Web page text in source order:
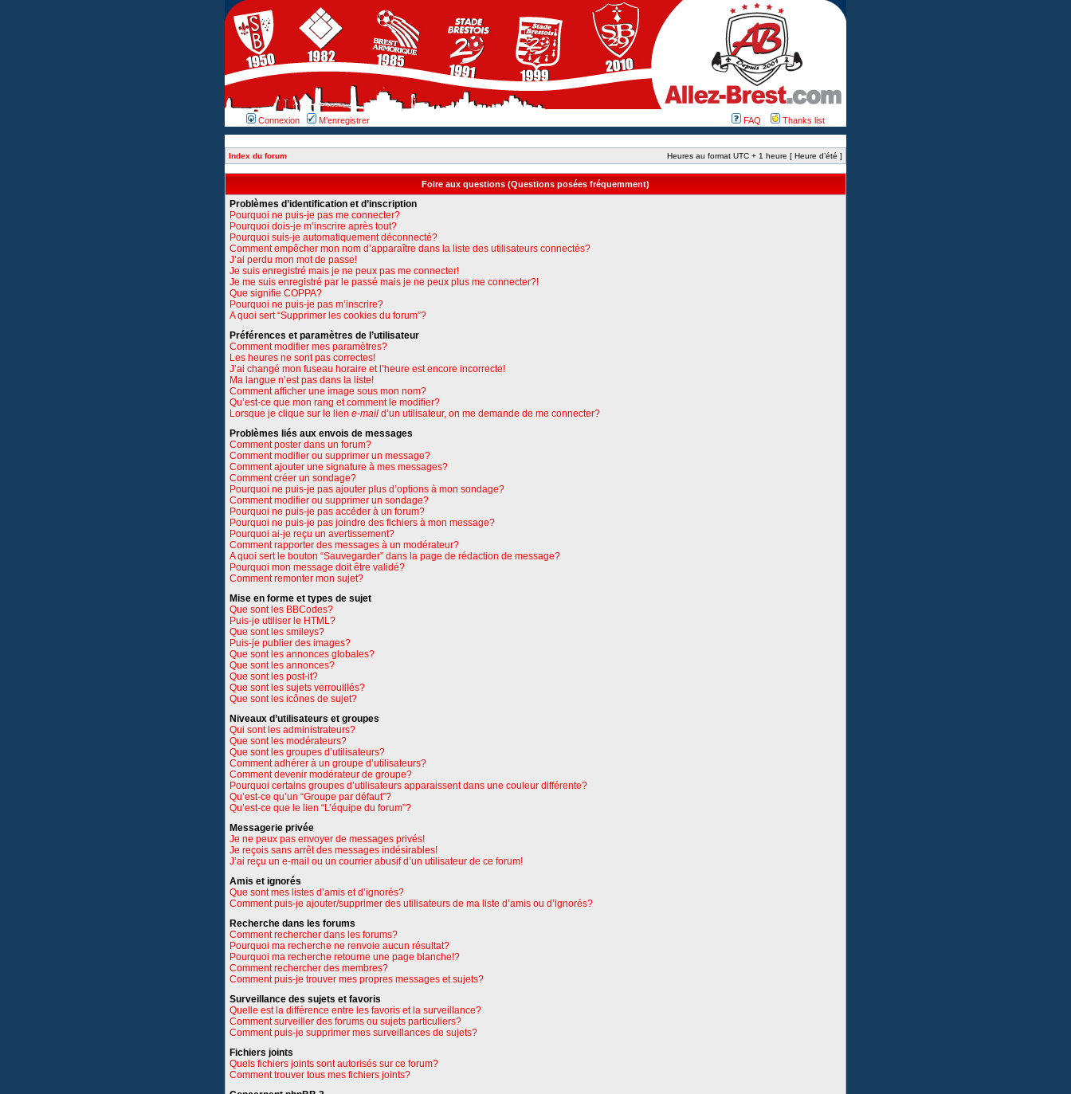
Connexion M’enregistrer FAQ Thanks list
Index du forum Heures au format UTC + 1 heure [ Heure d’été ]
Foire aux questions (Questions posées fréquemment)
Problèmes d’identification et d’inscription
Pourquoi ne puis-je pas me connecter?
Pourquoi dois-je m’inscrire après tout?
Pourquoi suis-je automatiquement déconnecté?
Comment empêcher mon nom d’apparaître dans la liste des utilisateurs connectés?
J’ai perdu mon mot de passe!
Je suis enregistré mais je ne peux pas me connecter!
Je me suis enregistré par le passé mais je ne peux plus me connecter?!
Que signifie COPPA?
Pourquoi ne puis-je pas m’inscrire?
A quoi sert “Supprimer les cookies du forum”?
Préférences et paramètres de l’utilisateur
Comment modifier mes paramètres?
Les heures ne sont pas correctes!
J’ai changé mon fuseau horaire et l’heure est encore incorrecte!
Ma langue n’est pas dans la liste!
Comment afficher une image sous mon nom?
Qu’est-ce que mon rang et comment le modifier?
Lorsque je clique sur le lien e-mail d’un utilisateur, on me demande de me connecter?
Problèmes liés aux envois de messages
Comment poster dans un forum?
Comment modifier ou supprimer un message?
Comment ajouter une signature à mes messages?
Comment créer un sondage?
Pourquoi ne puis-je pas ajouter plus d’options à mon sondage?
Comment modifier ou supprimer un sondage?
Pourquoi ne puis-je pas accéder à un forum?
Pourquoi ne puis-je pas joindre des fichiers à mon message?
Pourquoi ai-je reçu un avertissement?
Comment rapporter des messages à un modérateur?
A quoi sert le bouton “Sauvegarder” dans la page de rédaction de message?
Pourquoi mon message doit être validé?
Comment remonter mon sujet?
Mise en forme et types de sujet
Que sont les BBCodes?
Puis-je utiliser le HTML?
Que sont les smileys?
Puis-je publier des images?
Que sont les annonces globales?
Que sont les annonces?
Que sont les post-it?
Que sont les sujets verrouillés?
Que sont les icônes de sujet?
Niveaux d’utilisateurs et groupes
Qui sont les administrateurs?
Que sont les modérateurs?
Que sont les groupes d’utilisateurs?
Comment adhérer à un groupe d’utilisateurs?
Comment devenir modérateur de groupe?
Pourquoi certains groupes d’utilisateurs apparaissent dans une couleur différente?
Qu’est-ce qu’un “Groupe par défaut”?
Qu’est-ce que le lien “L’équipe du forum”?
Messagerie privée
Je ne peux pas envoyer de messages privés!
Je reçois sans arrêt des messages indésirables!
J’ai reçu un e-mail ou un courrier abusif d’un utilisateur de ce forum!
Amis et ignorés
Que sont mes listes d’amis et d’ignorés?
Comment puis-je ajouter/supprimer des utilisateurs de ma liste d’amis ou d’ignorés?
Recherche dans les forums
Comment rechercher dans les forums?
Pourquoi ma recherche ne renvoie aucun résultat?
Pourquoi ma recherche retourne une page blanche!?
Comment rechercher des membres?
Comment puis-je trouver mes propres messages et sujets?
Surveillance des sujets et favoris
Quelle est la différence entre les favoris et la surveillance?
Comment surveiller des forums ou sujets particuliers?
Comment puis-je supprimer mes surveillances de sujets?
Fichiers joints
Quels fichiers joints sont autorisés sur ce forum?
Comment trouver tous mes fichiers joints?